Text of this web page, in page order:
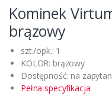
Kominek
brązowy
szt./opk.: 1
KOLOR: brązowy
Dostępność: na
Pełna specyfikacja